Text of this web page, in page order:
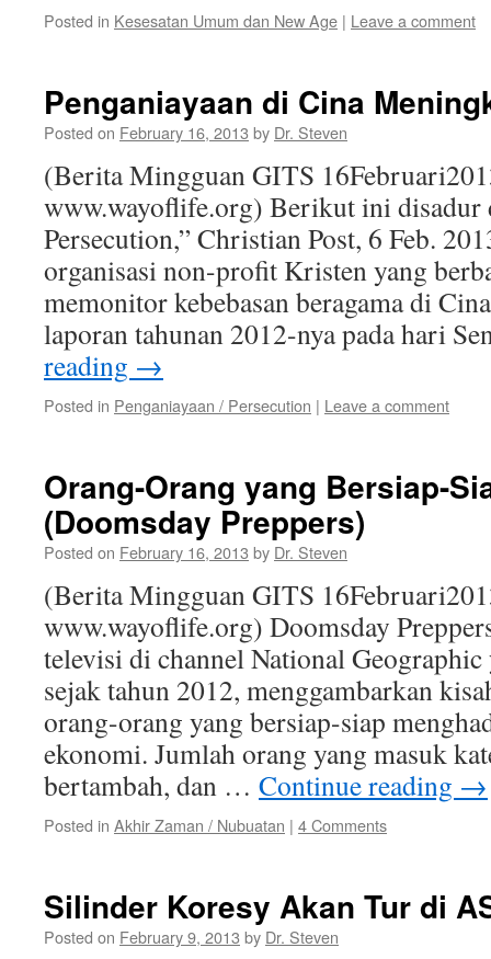
Posted in Kesesatan Umum dan New Age | Leave a comment
Penganiayaan di Cina
Posted on February 16, 2013 by Dr. Steven
(Berita Mingguan GITS
www.wayoflife.org) Berikut ini disadur
Persecution,” Christian Post, 6 Feb.
organisasi non-profit Kristen yang
memonitor kebebasan beragama di
laporan tahunan 2012-nya pada hari
reading →
Posted in Penganiayaan / Persecution | Leave a comment
Orang-Orang yang Bersiap-
(Doomsday Preppers)
Posted on February 16, 2013 by Dr. Steven
(Berita Mingguan GITS
www.wayoflife.org) Doomsday
televisi di channel National
sejak tahun 2012, menggambarkan
orang-orang yang bersiap-siap
ekonomi. Jumlah orang yang masuk
bertambah, dan … Continue reading →
Posted in Akhir Zaman / Nubuatan | 4 Comments
Silinder Koresy Akan Tur di
Posted on February 9, 2013 by Dr. Steven